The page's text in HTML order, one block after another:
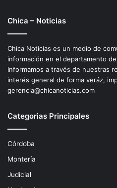
Chica – Noticias
Chica Noticias es un medio de
información en el departamento
Informamos a través de nuestras
interés general de forma veráz,
gerencia@chicanoticias.com
Categorias Principales
Córdoba
Montería
Judicial